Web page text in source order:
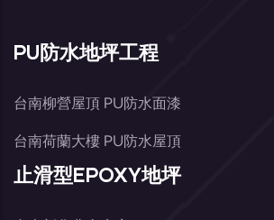
PU防水地坪工程
台南柳營屋頂 PU防水面漆
台南荷蘭大樓 PU防水屋頂
止滑型EPOXY地坪